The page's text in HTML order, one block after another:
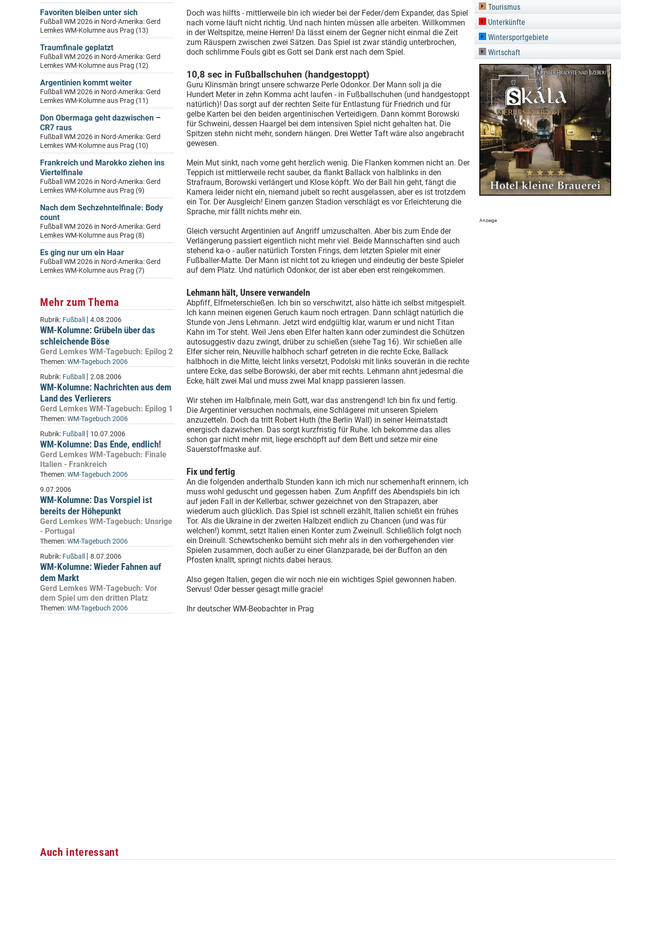
Favoriten bleiben unter sich
Fußball WM 2026 in Nord-Amerika: Gerd
Lemkes WM-Kolumne aus Prag (13)
Traumfinale geplatzt
Fußball WM 2026 in Nord-Amerika: Gerd
Lemkes WM-Kolumne aus Prag (12)
Argentinien kommt weiter
Fußball WM 2026 in Nord-Amerika: Gerd
Lemkes WM-Kolumne aus Prag (11)
Don Obermaga geht dazwischen –
CR7 raus
Fußball WM 2026 in Nord-Amerika: Gerd
Lemkes WM-Kolumne aus Prag (10)
Frankreich und Marokko ziehen ins
Viertelfinale
Fußball WM 2026 in Nord-Amerika: Gerd
Lemkes WM-Kolumne aus Prag (9)
Nach dem Sechzehntelfinale: Body
count
Fußball WM 2026 in Nord-Amerika: Gerd
Lemkes WM-Kolumne aus Prag (8)
Es ging nur um ein Haar
Fußball WM 2026 in Nord-Amerika: Gerd
Lemkes WM-Kolumne aus Prag (7)
Mehr zum Thema
Rubrik: Fußball | 4.08.2006
WM-Kolumne: Grübeln über das
schleichende Böse
Gerd Lemkes WM-Tagebuch: Epilog 2
Themen:WM-Tagebuch 2006
Rubrik: Fußball | 2.08.2006
WM-Kolumne: Nachrichten aus dem
Land des Verlierers
Gerd Lemkes WM-Tagebuch: Epilog 1
Themen:WM-Tagebuch 2006
Rubrik: Fußball | 10.07.2006
WM-Kolumne: Das Ende, endlich!
Gerd Lemkes WM-Tagebuch: Finale
Italien - Frankreich
Themen:WM-Tagebuch 2006
9.07.2006
WM-Kolumne: Das Vorspiel ist
bereits der Höhepunkt
Gerd Lemkes WM-Tagebuch: Unsrige
- Portugal
Themen:WM-Tagebuch 2006
Rubrik: Fußball | 8.07.2006
WM-Kolumne: Wieder Fahnen auf
dem Markt
Gerd Lemkes WM-Tagebuch: Vor
dem Spiel um den dritten Platz
Themen:WM-Tagebuch 2006
Doch was hilfts - mittlerweile bin ich wieder bei der Feder/dem Expander, das Spiel
nach vorne läuft nicht richtig. Und nach hinten müssen alle arbeiten. Willkommen
in der Weltspitze, meine Herren! Da lässt einem der Gegner nicht einmal die Zeit
zum Räuspern zwischen zwei Sätzen. Das Spiel ist zwar ständig unterbrochen,
doch schlimme Fouls gibt es Gott sei Dank erst nach dem Spiel.
10,8 sec in Fußballschuhen (handgestoppt)
Guru Klinsmän bringt unsere schwarze Perle Odonkor. Der Mann soll ja die
Hundert Meter in zehn Komma acht laufen - in Fußballschuhen (und handgestoppt
natürlich)! Das sorgt auf der rechten Seite für Entlastung für Friedrich und für
gelbe Karten bei den beiden argentinischen Verteidigern. Dann kommt Borowski
für Schweini, dessen Haargel bei dem intensiven Spiel nicht gehalten hat. Die
Spitzen stehn nicht mehr, sondern hängen. Drei Wetter Taft wäre also angebracht
gewesen.
Mein Mut sinkt, nach vorne geht herzlich wenig. Die Flanken kommen nicht an. Der
Teppich ist mittlerweile recht sauber, da flankt Ballack von halblinks in den
Strafraum, Borowski verlängert und Klose köpft. Wo der Ball hin geht, fängt die
Kamera leider nicht ein, niemand jubelt so recht ausgelassen, aber es ist trotzdem
ein Tor. Der Ausgleich! Einem ganzen Stadion verschlägt es vor Erleichterung die
Sprache, mir fällt nichts mehr ein.
Gleich versucht Argentinien auf Angriff umzuschalten. Aber bis zum Ende der
Verlängerung passiert eigentlich nicht mehr viel. Beide Mannschaften sind auch
stehend ka-o - außer natürlich Torsten Frings, dem letzten Spieler mit einer
Fußballer-Matte. Der Mann ist nicht tot zu kriegen und eindeutig der beste Spieler
auf dem Platz. Und natürlich Odonkor, der ist aber eben erst reingekommen.
Lehmann hält, Unsere verwandeln
Abpfiff, Elfmeterschießen. Ich bin so verschwitzt, also hätte ich selbst mitgespielt.
Ich kann meinen eigenen Geruch kaum noch ertragen. Dann schlägt natürlich die
Stunde von Jens Lehmann. Jetzt wird endgültig klar, warum er und nicht Titan
Kahn im Tor steht. Weil Jens eben Elfer halten kann oder zumindest die Schützen
autosuggestiv dazu zwingt, drüber zu schießen (siehe Tag 16). Wir schießen alle
Elfer sicher rein, Neuville halbhoch scharf getreten in die rechte Ecke, Ballack
halbhoch in die Mitte, leicht links versetzt, Podolski mit links souverän in die rechte
untere Ecke, das selbe Borowski, der aber mit rechts. Lehmann ahnt jedesmal die
Ecke, hält zwei Mal und muss zwei Mal knapp passieren lassen.
Wir stehen im Halbfinale, mein Gott, war das anstrengend! Ich bin fix und fertig.
Die Argentinier versuchen nochmals, eine Schlägerei mit unseren Spielern
anzuzetteln. Doch da tritt Robert Huth (the Berlin Wall) in seiner Heimatstadt
energisch dazwischen. Das sorgt kurzfristig für Ruhe. Ich bekomme das alles
schon gar nicht mehr mit, liege erschöpft auf dem Bett und setze mir eine
Sauerstoffmaske auf.
Fix und fertig
An die folgenden anderthalb Stunden kann ich mich nur schemenhaft erinnern, ich
muss wohl geduscht und gegessen haben. Zum Anpfiff des Abendspiels bin ich
auf jeden Fall in der Kellerbar, schwer gezeichnet von den Strapazen, aber
wiederum auch glücklich. Das Spiel ist schnell erzählt, Italien schießt ein frühes
Tor. Als die Ukraine in der zweiten Halbzeit endlich zu Chancen (und was für
welchen!) kommt, setzt Italien einen Konter zum Zweinull. Schließlich folgt noch
ein Dreinull. Schewtschenko bemüht sich mehr als in den vorhergehenden vier
Spielen zusammen, doch außer zu einer Glanzparade, bei der Buffon an den
Pfosten knallt, springt nichts dabei heraus.
Also gegen Italien, gegen die wir noch nie ein wichtiges Spiel gewonnen haben.
Servus! Oder besser gesagt mille gracie!
Ihr deutscher WM-Beobachter in Prag
Tourismus
Unterkünfte
Wintersportgebiete
Wirtschaft
Auch interessant